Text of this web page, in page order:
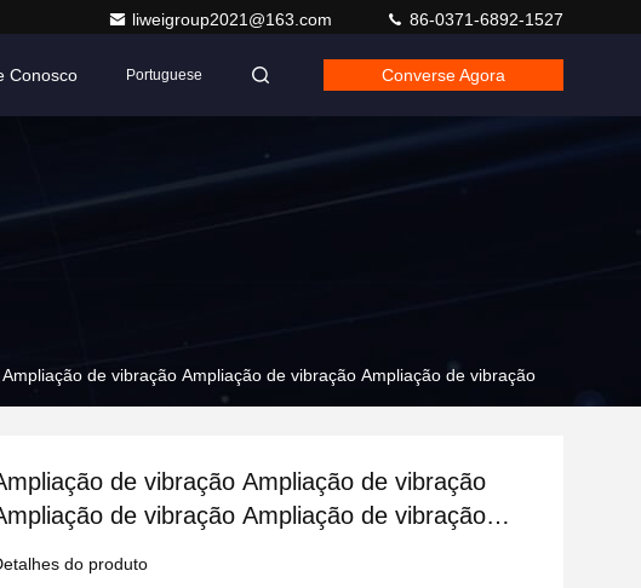
liweigroup2021@163.com 86-0371-6892-1527
Conosco Portuguese Converse Agora
de vibração Ampliação de vibração Ampliação de vibração
de vibração Ampliação de vibração
de vibração Ampliação de vibração
do produto